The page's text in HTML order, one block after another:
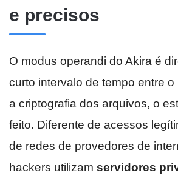
e precisos
O modus operandi do Akira é
curto intervalo de tempo entre o
a criptografia dos arquivos, o
feito. Diferente de acessos
de redes de provedores de
hackers utilizam servidores